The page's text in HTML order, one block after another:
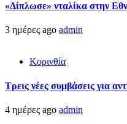
«Δίπλωσε» νταλίκα στην
3 ημέρες ago admin
Κορινθία
Τρεις νέες συμβάσεις για
4 ημέρες ago admin